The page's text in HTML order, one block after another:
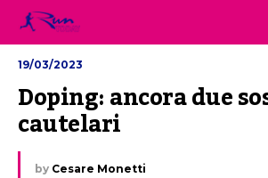
19/03/2023
Doping: ancora due
cautelari
by Cesare Monetti